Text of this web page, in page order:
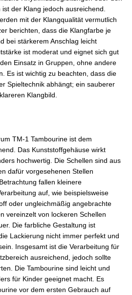
der Klang jedoch ausreichend.
mit der Klangqualität vermutlich
berichten, dass die Klangfarbe je
bei stärkerem Anschlag leicht
ist moderat und eignet sich gut
Einsatz in Gruppen, ohne andere
Es ist wichtig zu beachten, dass die
Spieltechnik abhängt; ein sauberer
Klangbild.
TM-1 Tambourine ist dem
Das Kunststoffgehäuse wirkt
hochwertig. Die Schellen sind aus
dafür vorgesehenen Stellen
fallen kleinere
auf, wie beispielsweise
oder ungleichmäßig angebrachte
vereinzelt von lockeren Schellen
Die farbliche Gestaltung ist
Lackierung nicht immer perfekt und
Insgesamt ist die Verarbeitung für
ausreichend, jedoch sollte
Die Tambourine sind leicht und
für Kinder geeignet macht. Es
vor dem ersten Gebrauch auf